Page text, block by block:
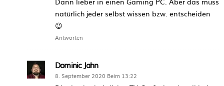
natürlich jeder selbst wissen bzw. entscheiden
😉
Antworten
Dominic Jahn
8. September 2020 Beim 13:22